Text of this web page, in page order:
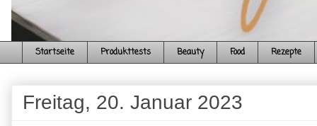
Startseite Produkttests Beauty Food Rezepte
Freitag, 20. Januar 2023